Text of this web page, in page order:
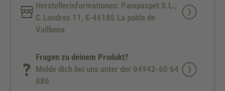
Herstellerinformationen: Pampaspet S.L.,
C.Londres 11, E-46185 La pobla de
Vallbona
Fragen zu deinem Produkt?
Melde dich bei uns unter der 04942-60 64
080